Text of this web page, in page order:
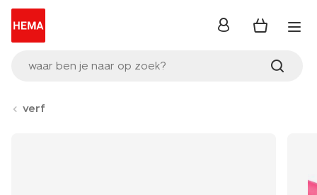
waar ben je naar op zoek?
inloggen
verf